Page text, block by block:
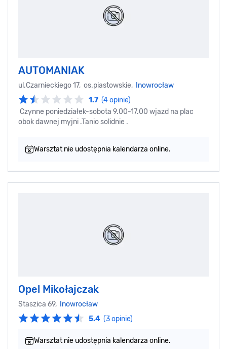
AUTOMANIAK
ul.Czarnieckiego 17, os.piastowskie,
Inowrocław
1.7 (4 opinie)
Czynne poniedziałek-sobota 9.00-17.00 wjazd na plac
obok dawnej myjni .Tanio solidnie .
Warsztat nie udostępnia kalendarza online.
Opel Mikołajczak
Staszica 69,
Inowrocław
5.4 (3 opinie)
Warsztat nie udostępnia kalendarza online.